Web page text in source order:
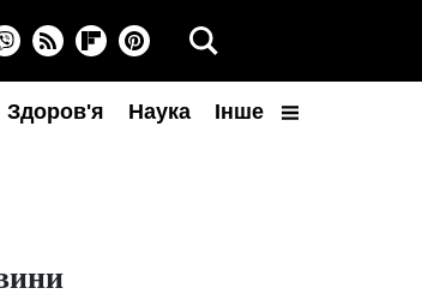
Здоров'я Наука Інше